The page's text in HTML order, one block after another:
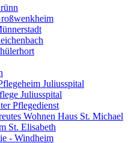
Juliusspital
Juliusspital
Pflegedienst
Wohnen Haus St. Michael
St. Elisabeth
- Windheim